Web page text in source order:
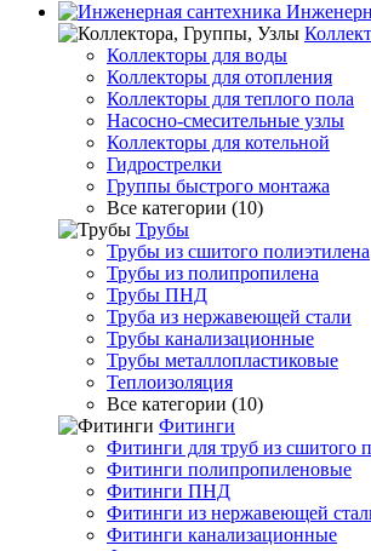
Коллекторы для воды
Коллекторы для отопления
Коллекторы для теплого пола
Насосно-смесительные узлы
Коллекторы для котельной
Гидрострелки
Группы быстрого монтажа
Все категории (10)
Трубы
Трубы из сшитого полиэтилена
Трубы из полипропилена
Трубы ПНД
Труба из нержавеющей стали
Трубы канализационные
Трубы металлопластиковые
Теплоизоляция
Все категории (10)
Фитинги
Фитинги для труб из сшитого
Фитинги полипропиленовые
Фитинги ПНД
Фитинги из нержавеющей
Фитинги канализационные